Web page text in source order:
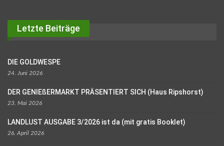
Letzte Beiträge
DIE GOLDWESPE
24. Juni 2026
DER GENIEßERMARKT PRÄSENTIERT SICH (Haus Ripshorst)
23. Mai 2026
LANDLUST AUSGABE 3/2026 ist da (mit gratis Booklet)
26. April 2026